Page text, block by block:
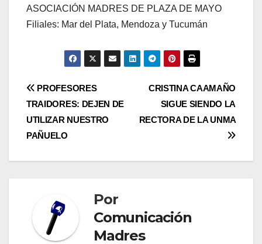
ASOCIACIÓN MADRES DE PLAZA DE MAYO
Filiales: Mar del Plata, Mendoza y Tucumán
Navegación
de
entradas
CRISTINA CAAMAÑO
SIGUE SIENDO LA
RECTORA DE LA UNMA
PROFESORES
TRAIDORES: DEJEN DE
UTILIZAR NUESTRO
PAÑUELO
Por
Comunicación
Madres